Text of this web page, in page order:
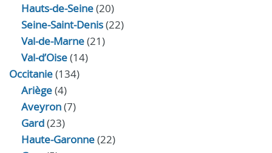
Hauts-de-Seine(20)
Seine-Saint-Denis(22)
Val-de-Marne(21)
Val-d’Oise(14)
Occitanie(134)
Ariège(4)
Aveyron(7)
Gard(23)
Haute-Garonne(22)